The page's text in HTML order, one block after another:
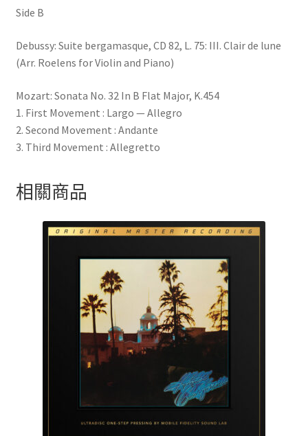
(小
琴)、
楊
斯
基
(鋼
琴)
數
量
Side B
Debussy: Suite bergamasque, CD 82, L. 75: III. Clair de lune
(Arr. Roelens for Violin and Piano)
Mozart: Sonata No. 32 In B Flat Major, K.454
1. First Movement : Largo — Allegro
2. Second Movement : Andante
3. Third Movement : Allegretto
相關商品